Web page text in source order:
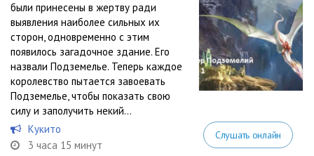
были принесены в жертву ради
выявления наиболее сильных их
сторон, одновременно с этим
появилось загадочное здание. Его
назвали Подземелье. Теперь каждое
королевство пытается завоевать
Подземелье, чтобы показать свою
силу и заполучить некий...
Кукито
3 часа 15 минут
Слушать онлайн